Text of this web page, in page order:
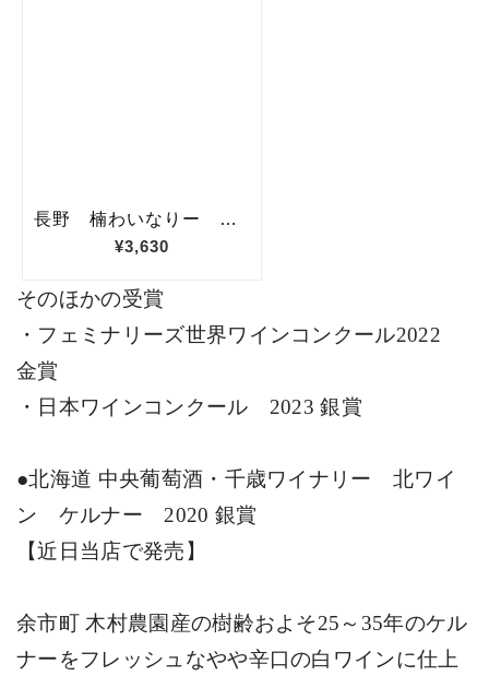
そのほかの受賞
・フェミナリーズ世界ワインコンクール2022
金賞
・日本ワインコンクール 2023銀賞
●北海道 中央葡萄酒・千歳ワイナリー 北ワイ
ン ケルナー 2020 銀賞
【近日当店で発売】
余市町 木村農園産の樹齢およそ25 ～ 35年のケル
ナーをフレッシュなやや辛口の白ワインに仕上